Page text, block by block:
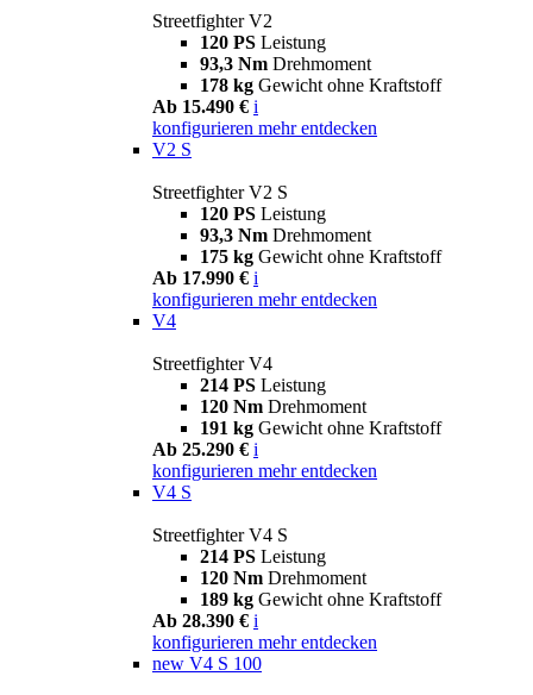
Streetfighter V2
120 PS Leistung
93,3 Nm Drehmoment
178 kg Gewicht ohne Kraftstoff
Ab 15.490 € i
konfigurieren mehr entdecken
V2 S
Streetfighter V2 S
120 PS Leistung
93,3 Nm Drehmoment
175 kg Gewicht ohne Kraftstoff
Ab 17.990 € i
konfigurieren mehr entdecken
V4
Streetfighter V4
214 PS Leistung
120 Nm Drehmoment
191 kg Gewicht ohne Kraftstoff
Ab 25.290 € i
konfigurieren mehr entdecken
V4 S
Streetfighter V4 S
214 PS Leistung
120 Nm Drehmoment
189 kg Gewicht ohne Kraftstoff
Ab 28.390 € i
konfigurieren mehr entdecken
new V4 S 100